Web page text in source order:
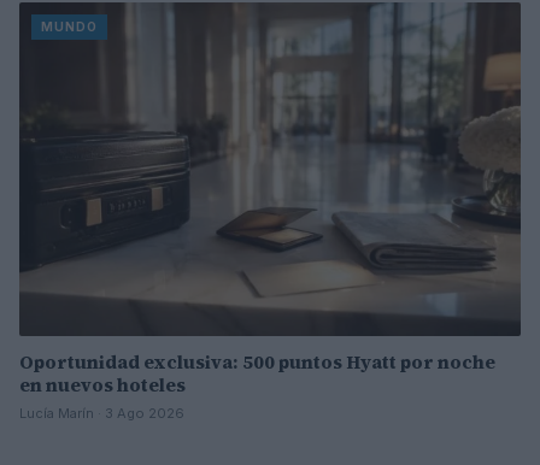
MUNDO
Oportunidad exclusiva: 500 puntos Hyatt por noche
en nuevos hoteles
Lucía Marín · 3 Ago 2026